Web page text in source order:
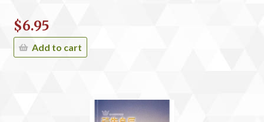
$6.95
Add to cart